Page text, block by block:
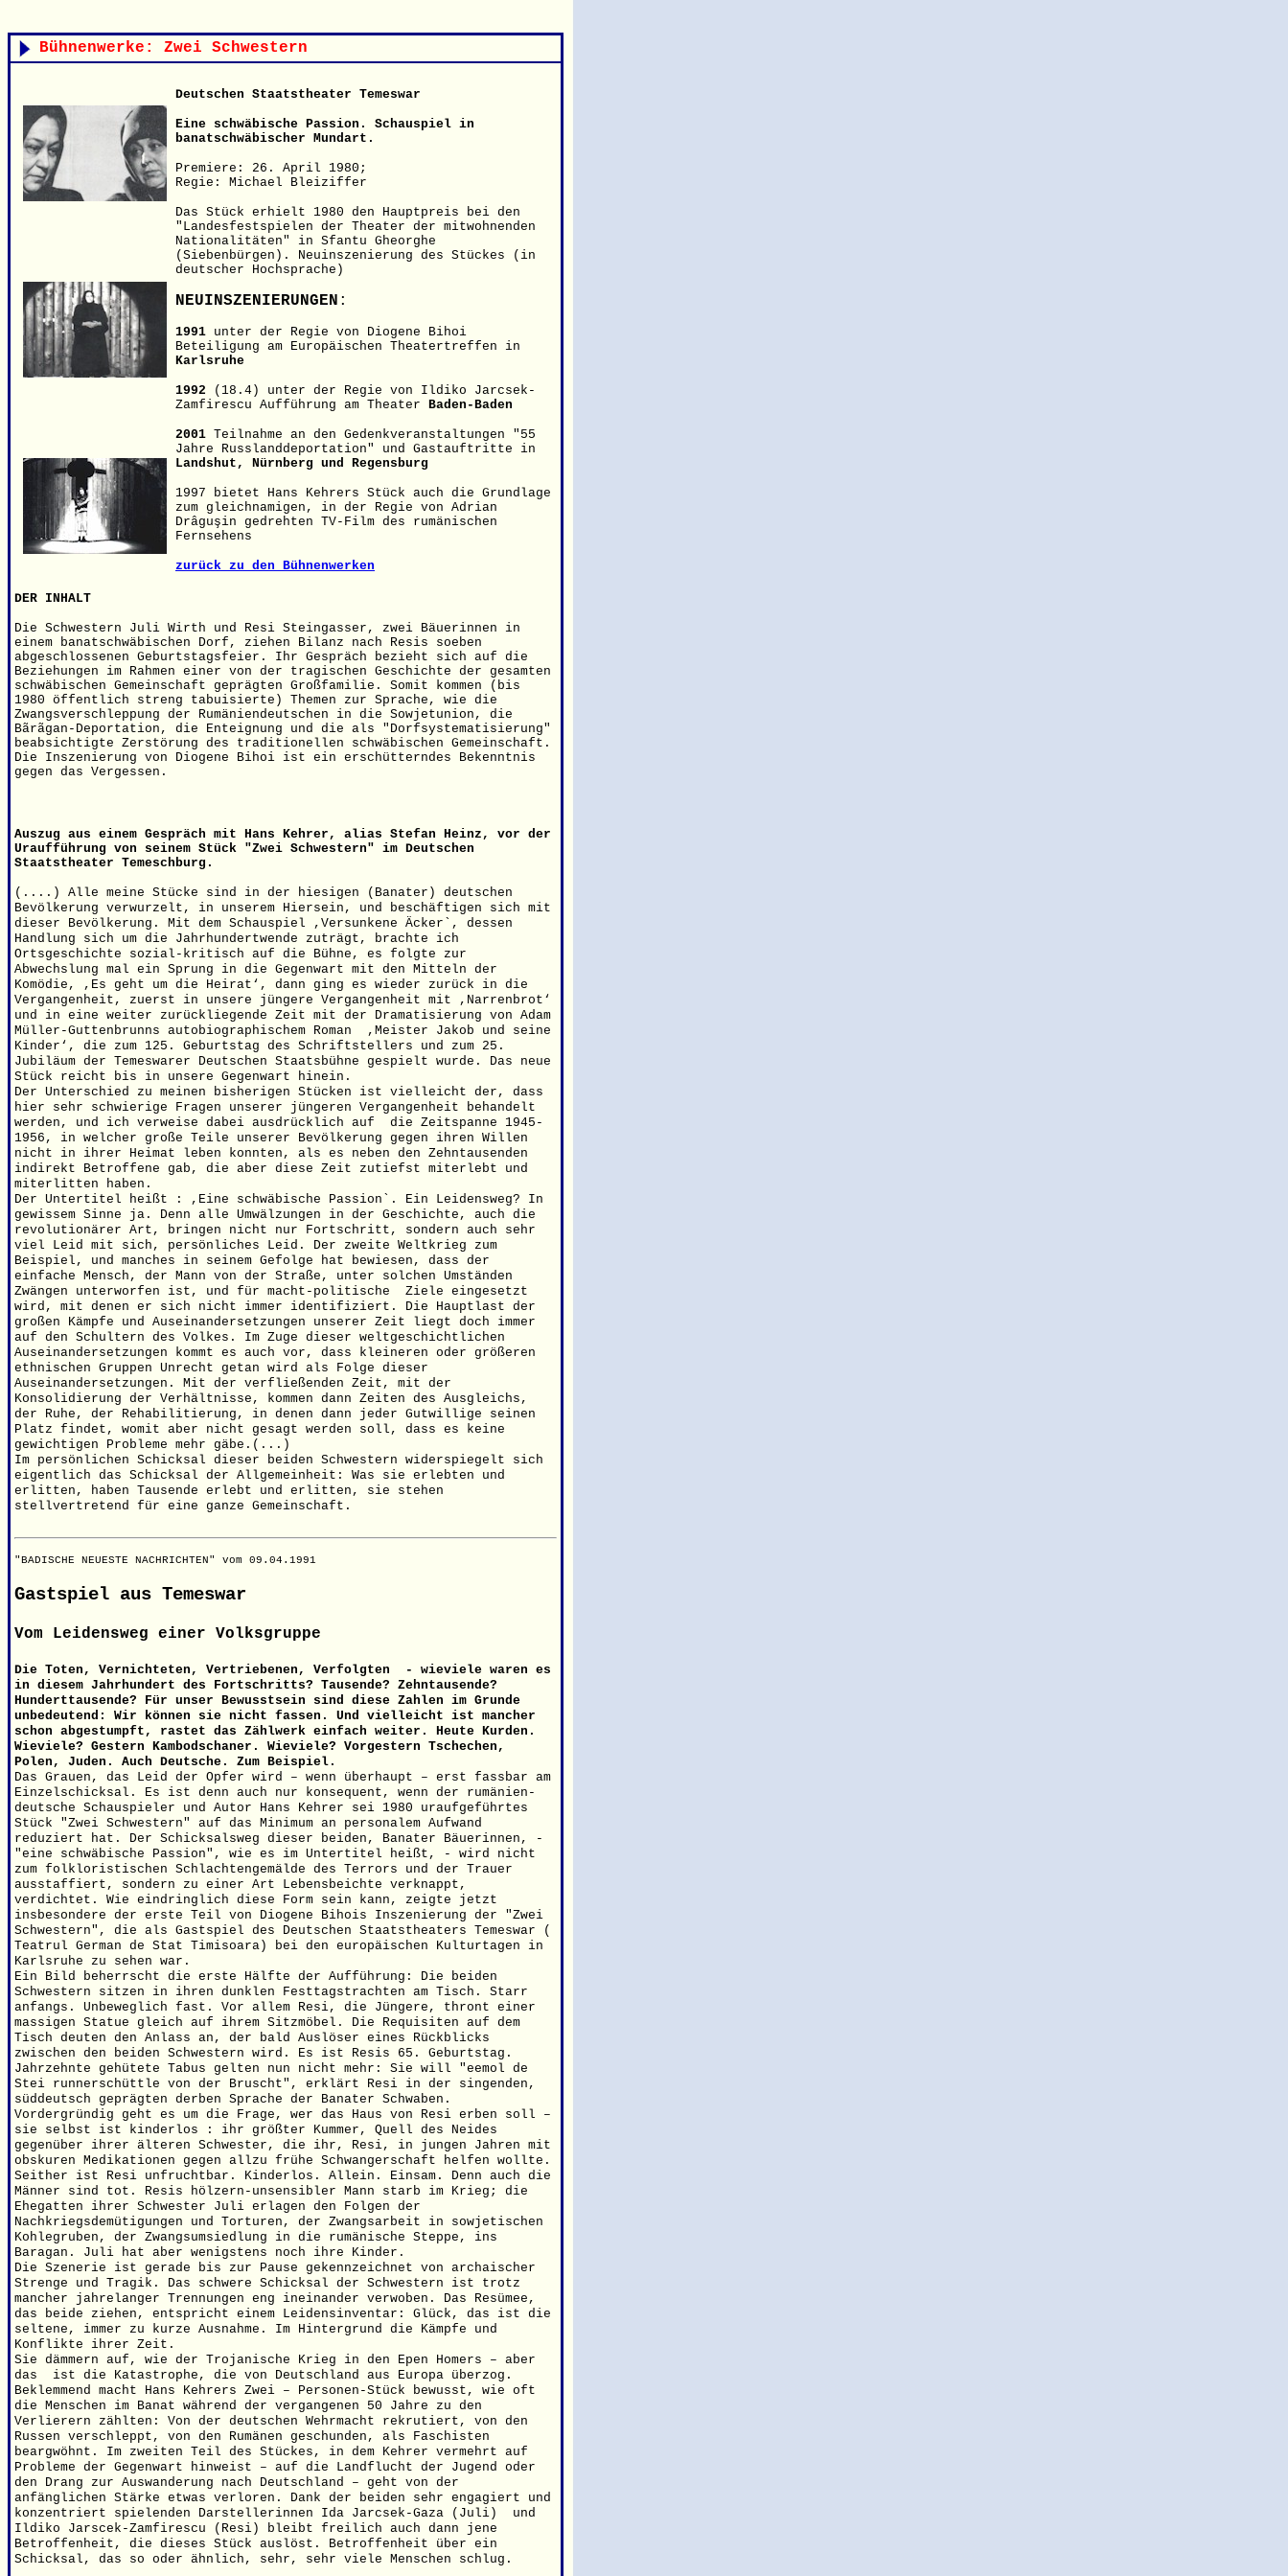
Bühnenwerke: Zwei Schwestern
Deutschen Staatstheater Temeswar
Eine schwäbische Passion. Schauspiel in
banatschwäbischer Mundart.
Premiere: 26. April 1980;
Regie: Michael Bleiziffer
Das Stück erhielt 1980 den Hauptpreis
bei den
"Landesfestspielen der Theater der mitwohnenden
Nationalitäten" in Sfantu Gheorghe
(Siebenbürgen). Neuinszenierung des Stückes (in
deutscher Hochsprache)
NEUINSZENIERUNGEN :
1991 unter der Regie von Diogene Bihoi
Beteiligung am Europäischen Theatertreffen in
Karlsruhe
1992 (18.4) unter der Regie von Ildiko Jarcsek-
Zamfirescu Aufführung am Theater Baden-Baden
2001 Teilnahme an den Gedenkveranstaltungen "55
Jahre Russlanddeportation" und Gastauftritte in
Landshut, Nürnberg und Regensburg
1997 bietet Hans Kehrers Stück auch die Grundlage
zum gleichnamigen, in der Regie von Adrian
Drâguşin gedrehten TV-Film des rumänischen
Fernsehens
zurück zu den Bühnenwerken
DER INHALT
Die Schwestern Juli Wirth und Resi Steingasser, zwei Bäuerinnen in
einem banatschwäbischen Dorf, ziehen Bilanz nach Resis soeben
abgeschlossenen Geburtstagsfeier. Ihr Gespräch bezieht sich auf die
Beziehungen im Rahmen einer von der tragischen Geschichte der gesamten
schwäbischen Gemeinschaft geprägten Großfamilie. Somit kommen (bis
1980 öffentlich streng tabuisierte) Themen zur Sprache, wie die
Zwangsverschleppung der Rumäniendeutschen in die Sowjetunion, die
Bãrãgan-Deportation, die Enteignung und die als "Dorfsystematisierung"
beabsichtigte Zerstörung des traditionellen schwäbischen Gemeinschaft.
Die Inszenierung von Diogene Bihoi ist ein erschütterndes Bekenntnis
gegen das Vergessen.
Auszug aus einem Gespräch mit Hans Kehrer, alias Stefan Heinz, vor der
Uraufführung von seinem Stück "Zwei Schwestern" im Deutschen
Staatstheater Temeschburg.
(....) Alle meine Stücke sind in der hiesigen (Banater) deutschen
Bevölkerung verwurzelt, in unserem Hiersein, und beschäftigen sich mit
dieser Bevölkerung. Mit dem Schauspiel ,Versunkene Äcker`, dessen
Handlung sich um die Jahrhundertwende zuträgt, brachte ich
Ortsgeschichte sozial-kritisch auf die Bühne, es folgte zur
Abwechslung mal ein Sprung in die Gegenwart mit den Mitteln der
Komödie, ,Es geht um die Heirat‘, dann ging es wieder zurück in die
Vergangenheit, zuerst in unsere jüngere Vergangenheit mit ,Narrenbrot‘
und in eine weiter zurückliegende Zeit mit der Dramatisierung von Adam
Müller-Guttenbrunns autobiographischem Roman
,Meister Jakob und seine
Kinder‘, die zum 125. Geburtstag des Schriftstellers und zum 25.
Jubiläum der Temeswarer Deutschen Staatsbühne gespielt wurde. Das neue
Stück reicht bis in unsere Gegenwart hinein.
Der Unterschied zu meinen bisherigen Stücken ist vielleicht der, dass
hier sehr schwierige Fragen unserer jüngeren Vergangenheit behandelt
werden, und ich verweise dabei ausdrücklich auf
die Zeitspanne 1945-
1956, in welcher große Teile unserer Bevölkerung gegen ihren Willen
nicht in ihrer Heimat leben konnten, als es neben den Zehntausenden
indirekt Betroffene gab, die aber diese Zeit zutiefst miterlebt und
miterlitten haben.
Der Untertitel heißt : ,Eine schwäbische Passion`. Ein Leidensweg? In
gewissem Sinne ja. Denn alle Umwälzungen in der Geschichte, auch die
revolutionärer Art, bringen nicht nur Fortschritt, sondern auch sehr
viel Leid mit sich, persönliches Leid. Der zweite Weltkrieg zum
Beispiel, und manches in seinem Gefolge hat bewiesen, dass der
einfache Mensch, der Mann von der Straße, unter solchen Umständen
Zwängen unterworfen ist, und für macht-politische
Ziele eingesetzt
wird, mit denen er sich nicht immer identifiziert. Die Hauptlast der
großen Kämpfe und Auseinandersetzungen unserer Zeit liegt doch immer
auf den Schultern des Volkes. Im Zuge dieser weltgeschichtlichen
Auseinandersetzungen kommt es auch vor, dass kleineren oder größeren
ethnischen Gruppen Unrecht getan wird als Folge dieser
Auseinandersetzungen. Mit der verfließenden Zeit, mit der
Konsolidierung der Verhältnisse, kommen dann Zeiten des Ausgleichs,
der Ruhe, der Rehabilitierung, in denen dann jeder Gutwillige seinen
Platz findet, womit aber nicht gesagt werden soll, dass es keine
gewichtigen Probleme mehr gäbe.(...)
Im persönlichen Schicksal dieser beiden Schwestern widerspiegelt sich
eigentlich das Schicksal der Allgemeinheit: Was sie erlebten und
erlitten, haben Tausende erlebt und erlitten, sie stehen
stellvertretend für eine ganze Gemeinschaft.
"BADISCHE NEUESTE NACHRICHTEN" vom 09.04.1991
Gastspiel aus Temeswar
Vom Leidensweg einer Volksgruppe
Die Toten, Vernichteten, Vertriebenen, Verfolgten - wieviele waren es
in diesem Jahrhundert des Fortschritts? Tausende? Zehntausende?
Hunderttausende? Für unser Bewusstsein sind diese Zahlen im Grunde
unbedeutend: Wir können sie nicht fassen. Und vielleicht ist mancher
schon abgestumpft, rastet das Zählwerk einfach weiter. Heute Kurden.
Wieviele? Gestern Kambodschaner. Wieviele? Vorgestern Tschechen,
Polen, Juden. Auch Deutsche. Zum Beispiel.
Das Grauen, das Leid der Opfer wird – wenn überhaupt – erst fassbar am
Einzelschicksal. Es ist denn auch nur konsequent, wenn der rumänien-
deutsche Schauspieler und Autor Hans Kehrer sei 1980 uraufgeführtes
Stück "Zwei Schwestern" auf das Minimum an personalem Aufwand
reduziert hat. Der Schicksalsweg dieser beiden, Banater Bäuerinnen, -
"eine schwäbische Passion", wie es im Untertitel heißt, - wird nicht
zum folkloristischen Schlachtengemälde des Terrors und der Trauer
ausstaffiert, sondern zu einer Art Lebensbeichte verknappt,
verdichtet. Wie eindringlich diese Form sein kann, zeigte jetzt
insbesondere der erste Teil von Diogene Bihois Inszenierung der "Zwei
Schwestern", die als Gastspiel des Deutschen Staatstheaters Temeswar (
Teatrul German de Stat Timisoara) bei den europäischen Kulturtagen in
Karlsruhe zu sehen war.
Ein Bild beherrscht die erste Hälfte der Aufführung: Die beiden
Schwestern sitzen in ihren dunklen Festtagstrachten am Tisch. Starr
anfangs. Unbeweglich fast. Vor allem Resi, die Jüngere, thront einer
massigen Statue gleich auf ihrem Sitzmöbel. Die Requisiten auf dem
Tisch deuten den Anlass an, der bald Auslöser eines Rückblicks
zwischen den beiden Schwestern wird. Es ist Resis 65. Geburtstag.
Jahrzehnte gehütete Tabus gelten nun nicht mehr: Sie will "eemol de
Stei runnerschüttle von der Bruscht", erklärt Resi in der singenden,
süddeutsch geprägten derben Sprache der Banater Schwaben.
Vordergründig geht es um die Frage, wer das Haus von Resi erben soll –
sie selbst ist kinderlos : ihr größter Kummer, Quell des Neides
gegenüber ihrer älteren Schwester, die ihr, Resi, in jungen Jahren mit
obskuren Medikationen gegen allzu frühe Schwangerschaft helfen wollte.
Seither ist Resi unfruchtbar. Kinderlos. Allein. Einsam. Denn auch die
Männer sind tot. Resis hölzern-unsensibler Mann starb im Krieg; die
Ehegatten ihrer Schwester Juli erlagen den Folgen der
Nachkriegsdemütigungen und Torturen, der Zwangsarbeit in sowjetischen
Kohlegruben, der Zwangsumsiedlung in die rumänische Steppe, ins
Baragan. Juli hat aber wenigstens noch ihre Kinder.
Die Szenerie ist gerade bis zur Pause gekennzeichnet von archaischer
Strenge und Tragik. Das schwere Schicksal der Schwestern ist trotz
mancher jahrelanger Trennungen eng ineinander verwoben. Das Resümee,
das beide ziehen, entspricht einem Leidensinventar: Glück, das ist die
seltene, immer zu kurze Ausnahme. Im Hintergrund die Kämpfe und
Konflikte ihrer Zeit.
Sie dämmern auf, wie der Trojanische Krieg in den Epen Homers – aber
das ist die Katastrophe, die von Deutschland aus Europa überzog.
Beklemmend macht Hans Kehrers Zwei – Personen-Stück bewusst, wie oft
die Menschen im Banat während der vergangenen 50 Jahre zu den
Verlierern zählten: Von der deutschen Wehrmacht rekrutiert, von den
Russen verschleppt, von den Rumänen geschunden, als Faschisten
beargwöhnt. Im zweiten Teil des Stückes, in dem Kehrer vermehrt auf
Probleme der Gegenwart hinweist – auf die Landflucht der Jugend oder
den Drang zur Auswanderung nach Deutschland – geht von der
anfänglichen Stärke etwas verloren. Dank der beiden sehr engagiert und
konzentriert spielenden Darstellerinnen Ida Jarcsek-Gaza (Juli) und
Ildiko Jarscek-Zamfirescu (Resi) bleibt freilich auch dann jene
Betroffenheit, die dieses Stück auslöst. Betroffenheit über ein
Schicksal, das so oder ähnlich, sehr, sehr viele Menschen schlug.